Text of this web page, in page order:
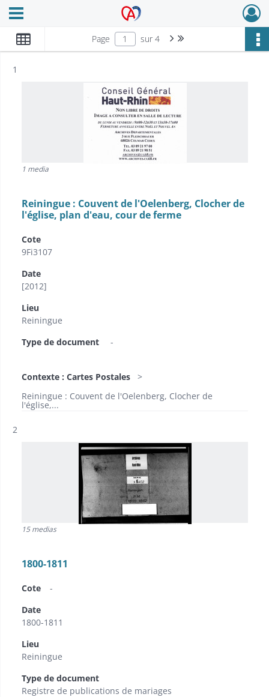
Archives Alsace - Colmar
Ouvrir le menu déroulant
Page sur 4 Page suivante : 1/4
Résultat n°
1
1 media
Reiningue : Couvent de l'Oelenberg, Clocher de
l'église, plan d'eau, cour de ferme
Cote
9Fi3107
Date
[2012]
Lieu
Reiningue
Type de document
-
Contexte : Cartes Postales
Reiningue : Couvent de l'Oelenberg, Clocher de
l'église,...
Résultat n°
2
15 medias
1800-1811
Cote
-
Date
1800-1811
Lieu
Reiningue
Type de document
Registre de publications de mariages